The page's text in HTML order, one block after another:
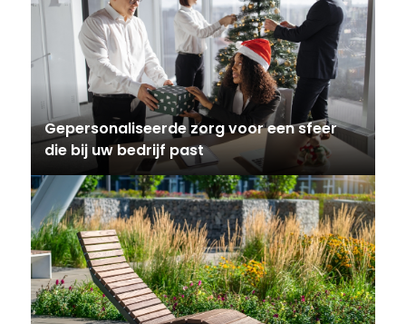
Gepersonaliseerde zorg voor een sfeer
die bij uw bedrijf past